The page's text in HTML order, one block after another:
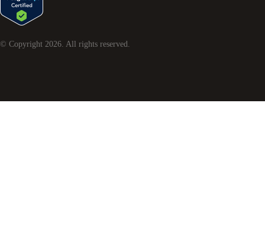
© Copyright 2026 . All rights reserved.